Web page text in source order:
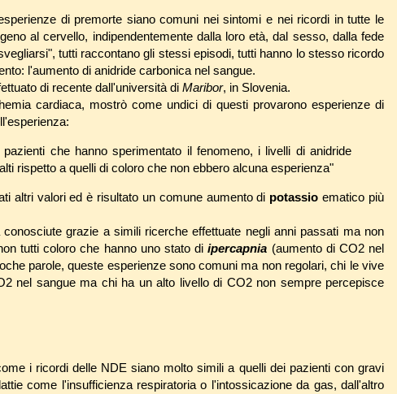
di premorte siano comuni nei sintomi e nei ricordi in tutte le
al cervello, indipendentemente dalla loro età, dal sesso, dalla fede
tutti raccontano gli stessi episodi, tutti hanno lo stesso ricordo
l'aumento di anidride carbonica nel sangue.
di recente dall'università di Maribor, in Slovenia.
cardiaca, mostrò come undici di questi provarono esperienze di
che hanno sperimentato il fenomeno, i livelli di anidride
rispetto a quelli di coloro che non ebbero alcuna esperienza"
altri valori ed è risultato un comune aumento di potassioematico più
grazie a simili ricerche effettuate negli anni passati ma non
tutti coloro che hanno uno stato diipercapnia (aumento di CO2 nel
parole, queste esperienze sono comuni ma non regolari, chi le vive
nel sangue ma chi ha un alto livello di CO2 non sempre percepisce
i ricordi delle NDE siano molto simili a quelli dei pazienti con gravi
come l'insufficienza respiratoria o l'intossicazione da gas, dall'altro